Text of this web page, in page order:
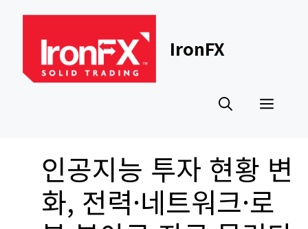
content
IronFX
인공지능 투자 현황 변
화, 전력·네트워크·로